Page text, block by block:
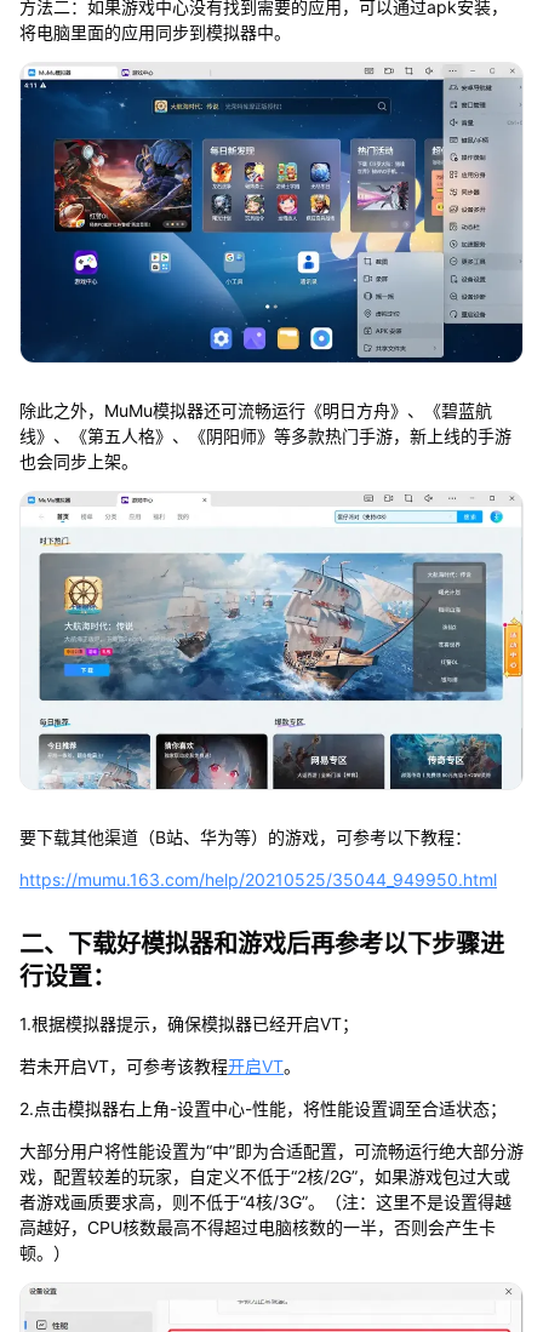
方法二：如果游戏中心没有找到需要的应用，可以通过apk安装，
将电脑里面的应用同步到模拟器中。
除此之外，MuMu模拟器还可流畅运行《明日方舟》、《碧蓝航
线》、《第五人格》、《阴阳师》等多款热门手游，新上线的手游
也会同步上架。
要下载其他渠道（B站、华为等）的游戏，可参考以下教程：
https://mumu.163.com/help/20210525/35044_949950.html
二、下载好模拟器和游戏后再参考以下步骤进
行设置：
1.根据模拟器提示，确保模拟器已经开启VT；
若未开启VT，可参考该教程开启VT。
2.点击模拟器右上角-设置中心-性能，将性能设置调至合适状态；
大部分用户将性能设置为“中”即为合适配置，可流畅运行绝大部分游
戏，配置较差的玩家，自定义不低于“2核/2G”，如果游戏包过大或
者游戏画质要求高，则不低于“4核/3G”。（注：这里不是设置得越
高越好，CPU核数最高不得超过电脑核数的一半，否则会产生卡
顿。）